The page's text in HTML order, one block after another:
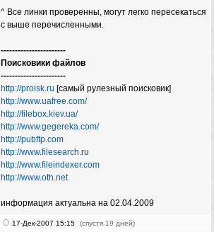
^ Все линки проверенны, могут легко пересекаться
с выше перечисленными.
-----------------------
Поисковики файлов
-----------------------
http://proisk.ru [самый рулезный поисковик]
http://www.uafree.com/
http://filebox.kiev.ua/
http://www.gegereka.com/
http://pubftp.com
http://www.filesearch.ru
http://www.fileindexer.com
http://www.oth.net
информация актуальна на 02.04.2009
17-Дек-2007 15:15 (спустя 19 дней)